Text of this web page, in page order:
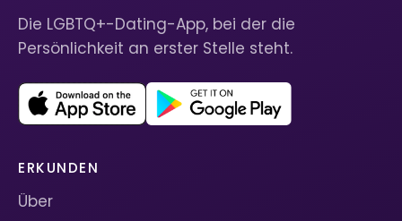
Die LGBTQ+-Dating-App, bei der die
Persönlichkeit an erster Stelle steht.
ERKUNDEN
Über